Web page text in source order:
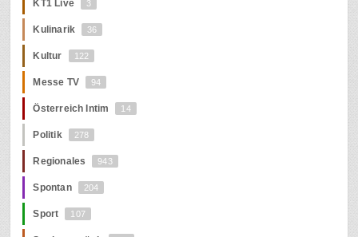
KT1 Live 3
Kulinarik 36
Kultur 122
Messe TV 94
Österreich Intim 14
Politik 278
Regionales 943
Spontan 204
Sport 107